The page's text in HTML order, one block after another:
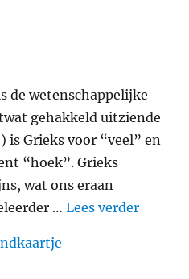
de wetenschappelijke
gehakkeld uitziende
is Grieks voor “veel” en
“hoek”. Grieks
wat ons eraan
…Lees verder